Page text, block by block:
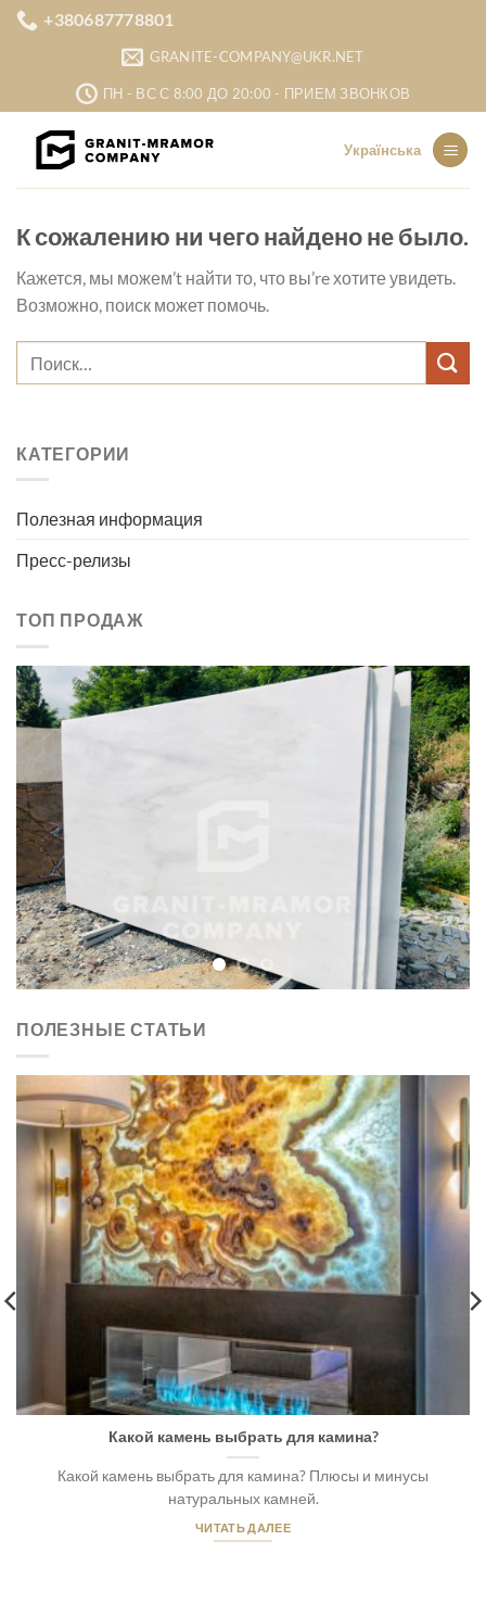
Skip
+380687778801
GRANITE-COMPANY@UKR.NET
ПН - ВС С 8:00 ДО 20:00 - ПРИЕМ ЗВОНКОВ
Українська
К сожалению ни чего найдено не было.
Кажется, мы можем’t найти то, что вы’re хотите увидеть.
Возможно, поиск может помочь.
КАТЕГОРИИ
Полезная информация
Пресс-релизы
ТОП ПРОДАЖ
ПОЛЕЗНЫЕ СТАТЬИ
Какой камень выбрать для камина?
Какой камень выбрать для камина? Плюсы и минусы
натуральных камней.
ЧИТАТЬ ДАЛЕЕ